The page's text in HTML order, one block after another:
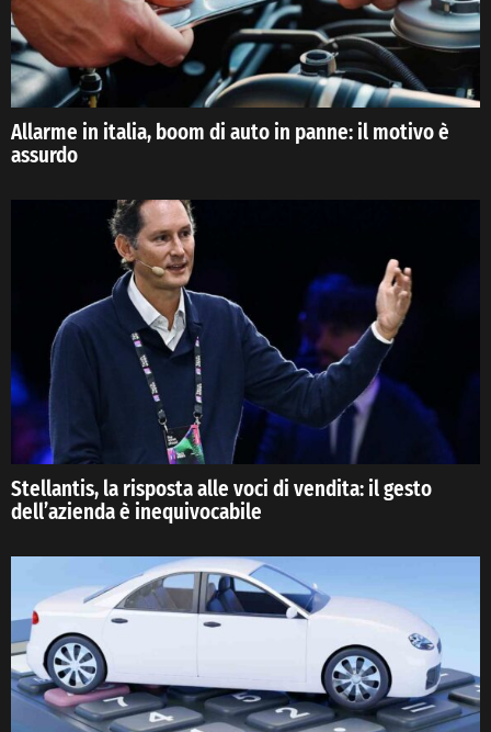
Allarme in italia, boom di auto in panne: il motivo è
assurdo
Stellantis, la risposta alle voci di vendita: il gesto
dell’azienda è inequivocabile